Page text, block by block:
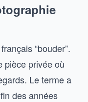
“bouder”.
pièce privée où
Le terme a
des années